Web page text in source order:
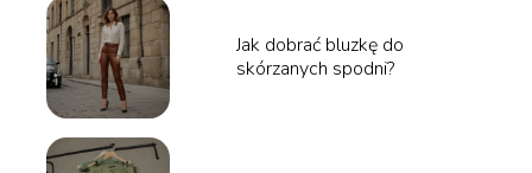
Jak dobrać bluzkę do
skórzanych spodni?